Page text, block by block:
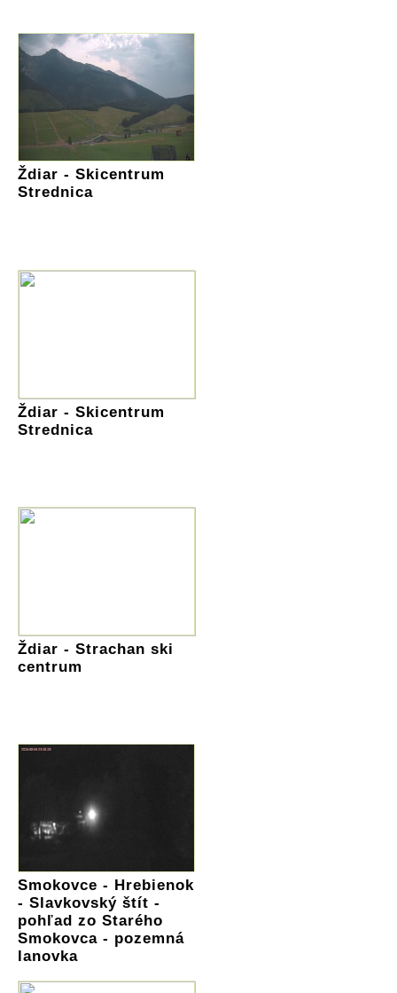
Ždiar - Skicentrum
Strednica
Ždiar - Skicentrum
Strednica
Ždiar - Strachan ski
centrum
Smokovce - Hrebienok
- Slavkovský štít -
pohľad zo Starého
Smokovca - pozemná
lanovka